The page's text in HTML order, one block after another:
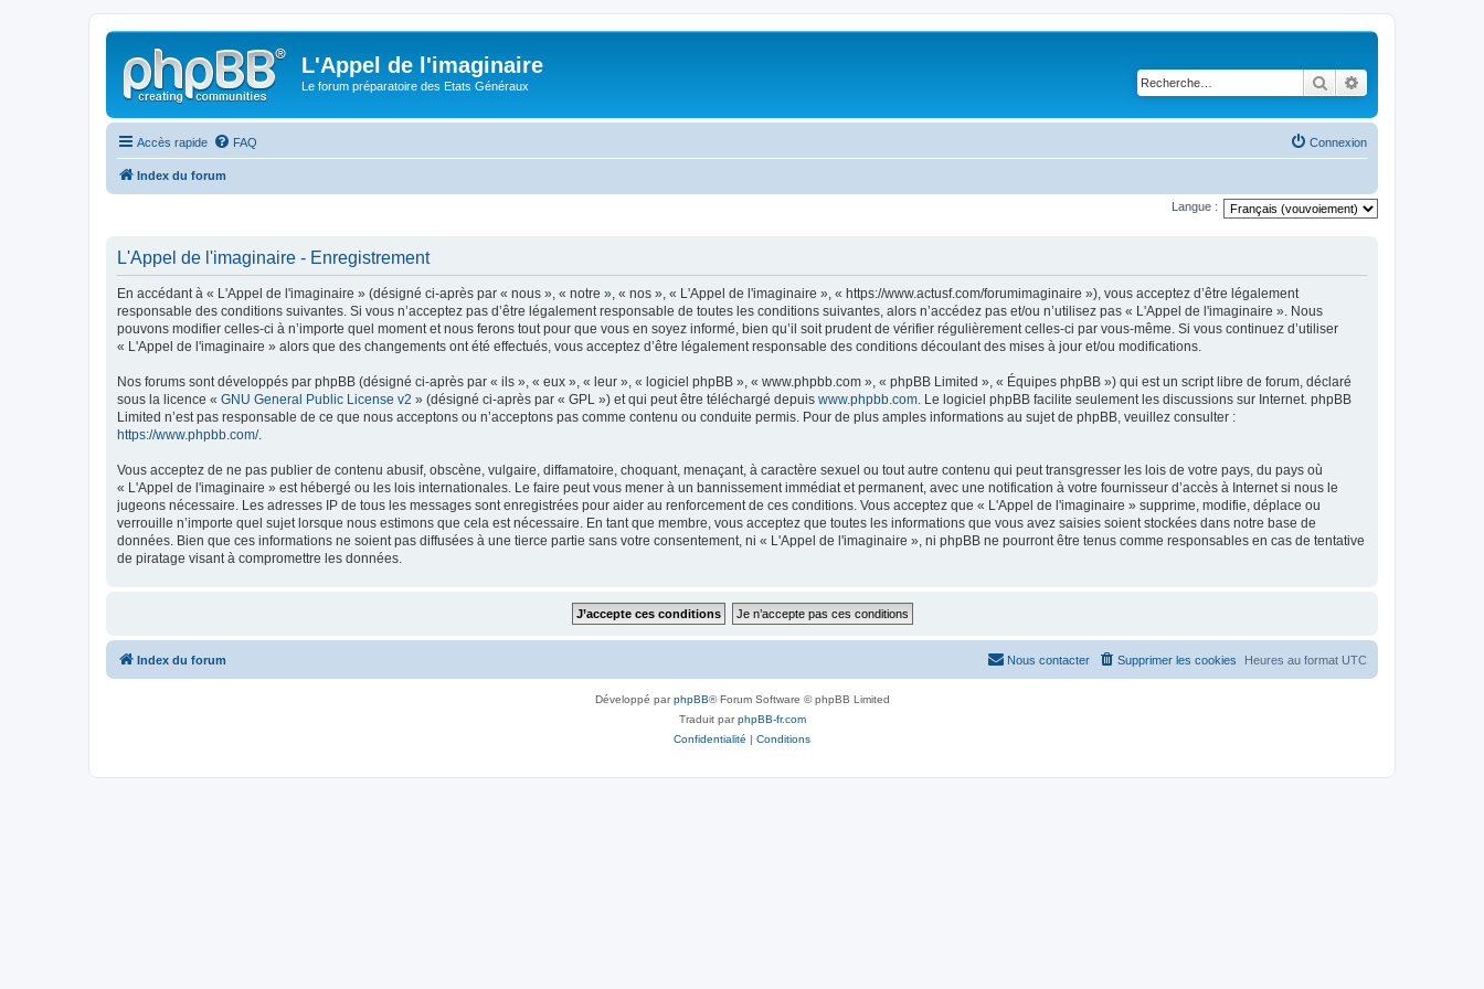
L'Appel de l'imaginaire
Le forum préparatoire des Etats Généraux Rechercher
Accès rapide FAQ Connexion
Index du forum
Langue :
L'Appel de l'imaginaire - Enregistrement
En accédant à « L'Appel de l'imaginaire » (désigné ci-après par « nous », « notre », « nos », « L'Appel de l'imaginaire », « https://www.actusf.com/forumimaginaire »), vous acceptez d’être légalement
responsable des conditions suivantes. Si vous n’acceptez pas d’être légalement responsable de toutes les conditions suivantes, alors n’accédez pas et/ou n’utilisez pas « L'Appel de l'imaginaire ». Nous
pouvons modifier celles-ci à n’importe quel moment et nous ferons tout pour que vous en soyez informé, bien qu’il soit prudent de vérifier régulièrement celles-ci par vous-même. Si vous continuez d’utiliser
« L'Appel de l'imaginaire » alors que des changements ont été effectués, vous acceptez d’être légalement responsable des conditions découlant des mises à jour et/ou modifications.
Nos forums sont développés par phpBB (désigné ci-après par « ils », « eux », « leur », « logiciel phpBB », « www.phpbb.com », « phpBB Limited », « Équipes phpBB ») qui est un script libre de forum, déclaré
sous la licence « GNU General Public License v2 » (désigné ci-après par « GPL ») et qui peut être téléchargé depuis www.phpbb.com. Le logiciel phpBB facilite seulement les discussions sur Internet. phpBB
Limited n’est pas responsable de ce que nous acceptons ou n’acceptons pas comme contenu ou conduite permis. Pour de plus amples informations au sujet de phpBB, veuillez consulter :
https://www.phpbb.com/.
Vous acceptez de ne pas publier de contenu abusif, obscène, vulgaire, diffamatoire, choquant, menaçant, à caractère sexuel ou tout autre contenu qui peut transgresser les lois de votre pays, du pays où
« L'Appel de l'imaginaire » est hébergé ou les lois internationales. Le faire peut vous mener à un bannissement immédiat et permanent, avec une notification à votre fournisseur d’accès à Internet si nous le
jugeons nécessaire. Les adresses IP de tous les messages sont enregistrées pour aider au renforcement de ces conditions. Vous acceptez que « L'Appel de l'imaginaire » supprime, modifie, déplace ou
verrouille n’importe quel sujet lorsque nous estimons que cela est nécessaire. En tant que membre, vous acceptez que toutes les informations que vous avez saisies soient stockées dans notre base de
données. Bien que ces informations ne soient pas diffusées à une tierce partie sans votre consentement, ni « L'Appel de l'imaginaire », ni phpBB ne pourront être tenus comme responsables en cas de tentative
de piratage visant à compromettre les données.
Index du forum Heures au format UTC
Supprimer les cookies
Nous contacter
Développé parphpBB® Forum Software © phpBB Limited
Traduit parphpBB-fr.com
Confidentialité | Conditions